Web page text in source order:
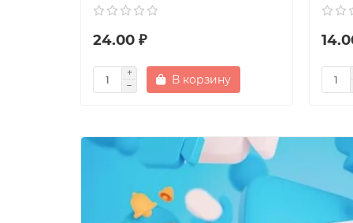
24.00 ₽
В корзину